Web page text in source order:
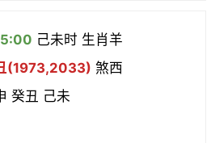
己未时 生肖羊
(1973,2033) 煞西
癸丑 己未